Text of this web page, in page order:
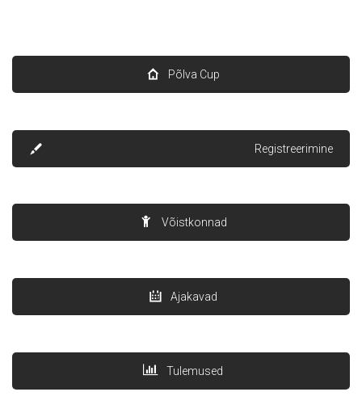
Põlva Cup
Registreerimine
Võistkonnad
Ajakavad
Tulemused